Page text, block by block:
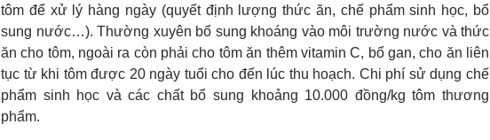
tôm để xử lý hàng ngày (quyết định lượng thức ăn, chế phẩm sinh học, bổ
sung nước…). Thường xuyên bổ sung khoáng vào môi trường nước và thức
ăn cho tôm, ngoài ra còn phải cho tôm ăn thêm vitamin C, bổ gan, cho ăn liên
tục từ khi tôm được 20 ngày tuổi cho đến lúc thu hoạch. Chi phí sử dụng chế
phẩm sinh học và các chất bổ sung khoảng 10.000 đồng/kg tôm thương
phẩm.